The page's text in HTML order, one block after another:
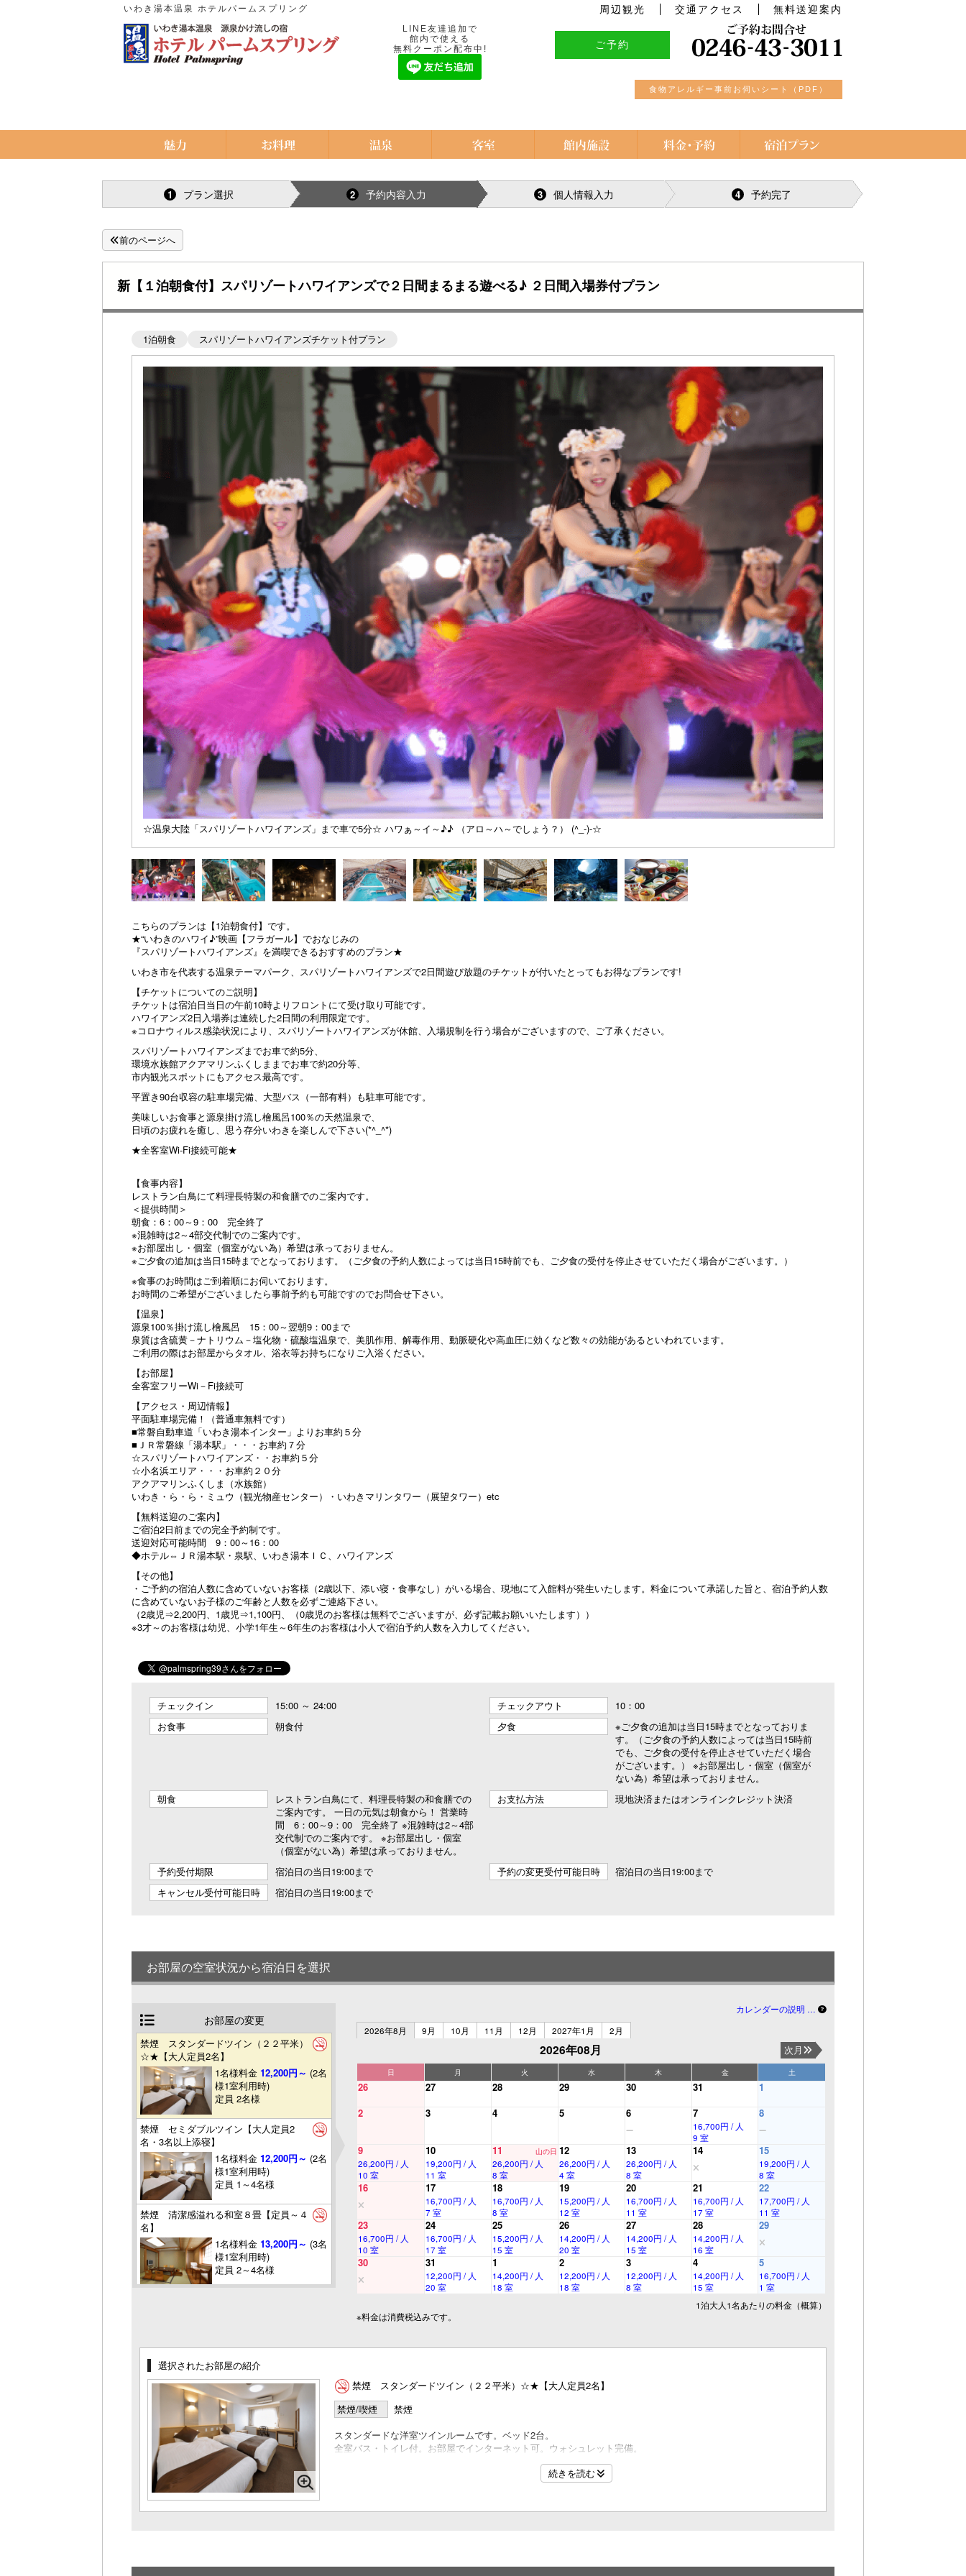
いわき湯本温泉 ホテルパームスプリング 周辺観光 交通アクセス 無料送迎案内
LINE友達追加で
館内で使える
無料クーポン配布中!
ご予約
食物アレルギー事前お伺いシート（PDF）
1 プラン選択 2 予約内容入力 3 個人情報入力 4 予約完了
前のページへ
新【１泊朝食付】スパリゾートハワイアンズで２日間まるまる遊べる♪ ２日間入場券付プラン
1泊朝食 スパリゾートハワイアンズチケット付プラン
☆温泉大陸「スパリゾートハワイアンズ」まで車で5分☆ ハワぁ～イ～♪♪ （アロ～ハ～でしょう？） (^_-)-☆
こちらのプランは【1泊朝食付】です。
★“いわきのハワイ♪”映画【フラガール】でおなじみの
『スパリゾートハワイアンズ』を満喫できるおすすめのプラン★
いわき市を代表する温泉テーマパーク、スパリゾートハワイアンズで2日間遊び放題のチケットが付いたとってもお得なプランです!
【チケットについてのご説明】
チケットは宿泊日当日の午前10時よりフロントにて受け取り可能です。
ハワイアンズ2日入場券は連続した2日間の利用限定です。
※コロナウィルス感染状況により、スパリゾートハワイアンズが休館、入場規制を行う場合がございますので、ご了承ください。
スパリゾートハワイアンズまでお車で約5分、
環境水族館アクアマリンふくしままでお車で約20分等、
市内観光スポットにもアクセス最高です。
平置き90台収容の駐車場完備、大型バス（一部有料）も駐車可能です。
美味しいお食事と源泉掛け流し檜風呂100％の天然温泉で、
日頃のお疲れを癒し、思う存分いわきを楽しんで下さい(*^_^*)
★全客室Wi-Fi接続可能★
【食事内容】
レストラン白鳥にて料理長特製の和食膳でのご案内です。
＜提供時間＞
朝食：6：00～9：00 完全終了
※混雑時は2～4部交代制でのご案内です。
※お部屋出し・個室（個室がない為）希望は承っておりません。
※ご夕食の追加は当日15時までとなっております。（ご夕食の予約人数によっては当日15時前でも、ご夕食の受付を停止させていただく場合がございます。）
※食事のお時間はご到着順にお伺いております。
お時間のご希望がございましたら事前予約も可能ですのでお問合せ下さい。
【温泉】
源泉100％掛け流し檜風呂 15：00～翌朝9：00まで
泉質は含硫黄－ナトリウム－塩化物・硫酸塩温泉で、美肌作用、解毒作用、動脈硬化や高血圧に効くなど数々の効能があるといわれています。
ご利用の際はお部屋からタオル、浴衣等お持ちになりご入浴ください。
【お部屋】
全客室フリーWi－Fi接続可
【アクセス・周辺情報】
平面駐車場完備！（普通車無料です）
■常磐自動車道「いわき湯本インター」よりお車約５分
■ＪＲ常磐線「湯本駅」・・・お車約７分
☆スパリゾートハワイアンズ・・お車約５分
☆小名浜エリア・・・お車約２０分
アクアマリンふくしま（水族館）
いわき・ら・ら・ミュウ（観光物産センター）・いわきマリンタワー（展望タワー）etc
【無料送迎のご案内】
ご宿泊2日前までの完全予約制です。
送迎対応可能時間 9：00～16：00
◆ホテル⇔ＪＲ湯本駅・泉駅、いわき湯本ＩＣ、ハワイアンズ
【その他】
・ご予約の宿泊人数に含めていないお客様（2歳以下、添い寝・食事なし）がいる場合、現地にて入館料が発生いたします。料金について承諾した旨と、宿泊予約人数
に含めていないお子様のご年齢と人数を必ずご連絡下さい。
（2歳児⇒2,200円、1歳児⇒1,100円、（0歳児のお客様は無料でございますが、必ず記載お願いいたします））
※3才～のお客様は幼児、小学1年生～6年生のお客様は小人で宿泊予約人数を入力してください。
チェックイン 15:00 ～ 24:00 チェックアウト
10：00
お食事
朝食付 夕食
※ご夕食の追加は当日15時までとなっておりま
す。（ご夕食の予約人数によっては当日15時前
でも、ご夕食の受付を停止させていただく場合
がございます。） ※お部屋出し・個室（個室が
ない為）希望は承っておりません。
朝食
レストラン白鳥にて、料理長特製の和食膳での
ご案内です。 一日の元気は朝食から！ 営業時
間 6：00～9：00 完全終了 ※混雑時は2～4部
交代制でのご案内です。 ※お部屋出し・個室
（個室がない為）希望は承っておりません。
お支払方法 現地決済またはオンラインクレジット決済
予約受付期限 宿泊日の当日19:00まで 予約の変更受付可能日時
宿泊日の当日19:00まで
キャンセル受付可能日時
宿泊日の当日19:00まで
お部屋の空室状況から宿泊日を選択
お部屋の変更
禁煙 スタンダードツイン（２２平米）
☆★【大人定員2名】
1名様料金12,200円～ (2名
様1室利用時)
定員 2名様
禁煙 セミダブルツイン【大人定員2
名・3名以上添寝】
1名様料金12,200円～ (2名
様1室利用時)
定員 1～4名様
禁煙 清潔感溢れる和室８畳【定員～４
名】
1名様料金13,200円～ (3名
様1室利用時)
定員 2～4名様
禁煙 コネクティング和洋室【定員～７
1名様料金13,200円～
様1室利用時)
定員 5～7名様
喫煙 スタンダードツイン（２２平米）
☆★【大人定員2名】
1名様料金 12,200円～(2名
様1室利用時)
1名様料金12,200円～(2名
カレンダーの説明 …
2026年8月
9月 10月 11月 12月 2027年1月 2月
2026年08月 次月
日 月 火 水 木 金 土
26 27 28 29 30 31
1
2
3 4 5 6 7
16,700円 / 人
9 室
8
9
26,200円 / 人
10 室
10
19,200円 / 人
11 室
11 山の日
26,200円 / 人
8 室
12
26,200円 / 人
4 室
13
26,200円 / 人
8 室
14 15
19,200円 / 人
8 室
16 17
16,700円 / 人
7 室
18
16,700円 / 人
8 室
19
15,200円 / 人
12 室
20
16,700円 / 人
11 室
21
16,700円 / 人
17 室
22
17,700円 / 人
11 室
23
16,700円 / 人
10 室
24
16,700円 / 人
17 室
25
15,200円 / 人
15 室
26
14,200円 / 人
20 室
27
14,200円 / 人
15 室
28
14,200円 / 人
16 室
29
30 31
12,200円 / 人
20 室
1
14,200円 / 人
18 室
2
12,200円 / 人
18 室
3
12,200円 / 人
8 室
4
14,200円 / 人
15 室
5
16,700円 / 人
1 室
1泊大人1名あたりの料金（概算）
※料金は消費税込みです。
選択されたお部屋の紹介
禁煙 スタンダードツイン（２２平米）☆★【大人定員2名】
禁煙/喫煙
禁煙
スタンダードな洋室ツインルームです。ベッド2台。
全室バス・トイレ付。お部屋でインターネット可。ウォシュレット完備。
続きを読む